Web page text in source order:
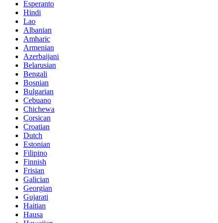
Esperanto
Hindi
Lao
Albanian
Amharic
Armenian
Azerbaijani
Belarusian
Bengali
Bosnian
Bulgarian
Cebuano
Chichewa
Corsican
Croatian
Dutch
Estonian
Filipino
Finnish
Frisian
Galician
Georgian
Gujarati
Haitian
Hausa